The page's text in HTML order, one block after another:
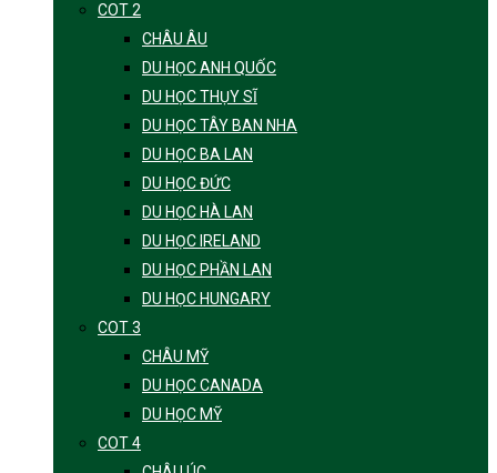
COT 2
CHÂU ÂU
DU HỌC ANH QUỐC
DU HỌC THỤY SĨ
DU HỌC TÂY BAN NHA
DU HỌC BA LAN
DU HỌC ĐỨC
DU HỌC HÀ LAN
DU HỌC IRELAND
DU HỌC PHẦN LAN
DU HỌC HUNGARY
COT 3
CHÂU MỸ
DU HỌC CANADA
DU HỌC MỸ
COT 4